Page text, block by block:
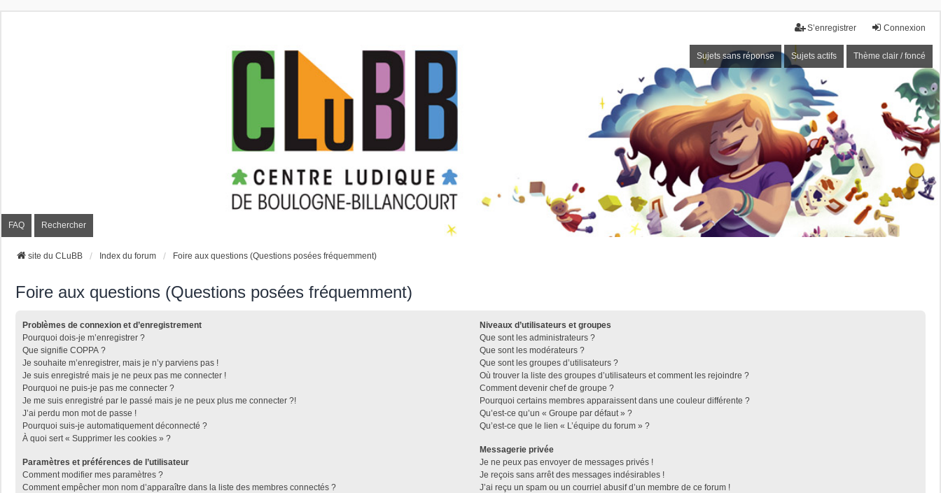
Connexion
S’enregistrer
Sujets sans réponse Sujets actifs Thème clair / foncé
FAQ Rechercher
site du CLuBB Index du forum Foire aux questions (Questions posées fréquemment)
Foire aux questions (Questions posées fréquemment)
Problèmes de connexion et d’enregistrement
Pourquoi dois-je m’enregistrer ?
Que signifie COPPA ?
Je souhaite m’enregistrer, mais je n’y parviens pas !
Je suis enregistré mais je ne peux pas me connecter !
Pourquoi ne puis-je pas me connecter ?
Je me suis enregistré par le passé mais je ne peux plus me connecter ?!
J’ai perdu mon mot de passe !
Pourquoi suis-je automatiquement déconnecté ?
À quoi sert « Supprimer les cookies » ?
Paramètres et préférences de l’utilisateur
Comment modifier mes paramètres ?
Comment empêcher mon nom d’apparaître dans la liste des membres connectés ?
Niveaux d’utilisateurs et groupes
Que sont les administrateurs ?
Que sont les modérateurs ?
Que sont les groupes d’utilisateurs ?
Où trouver la liste des groupes d’utilisateurs et comment les rejoindre ?
Comment devenir chef de groupe ?
Pourquoi certains membres apparaissent dans une couleur différente ?
Qu’est-ce qu’un « Groupe par défaut » ?
Qu’est-ce que le lien « L’équipe du forum » ?
Messagerie privée
Je ne peux pas envoyer de messages privés !
Je reçois sans arrêt des messages indésirables !
J’ai reçu un spam ou un courriel abusif d’un membre de ce forum !